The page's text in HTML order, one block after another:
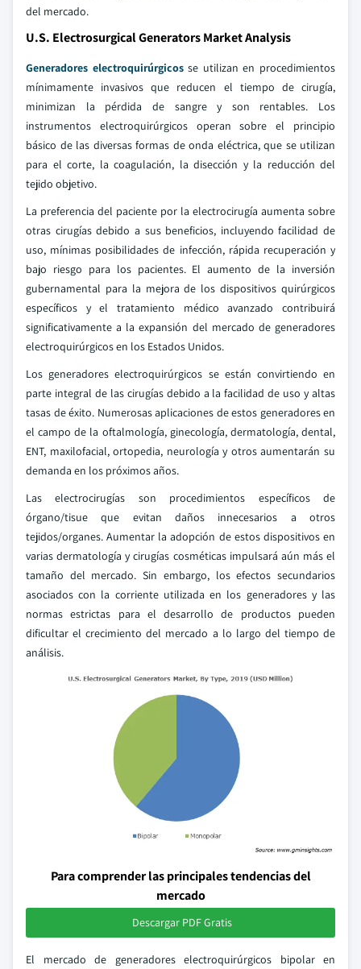
del mercado.
U.S. Electrosurgical Generators Market Analysis
Generadores electroquirúrgicosse utilizan en procedimientos
mínimamente invasivos que reducen el tiempo de cirugía,
minimizan la pérdida de sangre y son rentables. Los
instrumentos electroquirúrgicos operan sobre el principio
básico de las diversas formas de onda eléctrica, que se utilizan
para el corte, la coagulación, la disección y la reducción del
tejido objetivo.
La preferencia del paciente por la electrocirugía aumenta sobre
otras cirugías debido a sus beneficios, incluyendo facilidad de
uso, mínimas posibilidades de infección, rápida recuperación y
bajo riesgo para los pacientes. El aumento de la inversión
gubernamental para la mejora de los dispositivos quirúrgicos
específicos y el tratamiento médico avanzado contribuirá
significativamente a la expansión del mercado de generadores
electroquirúrgicos en los Estados Unidos.
Los generadores electroquirúrgicos se están convirtiendo en
parte integral de las cirugías debido a la facilidad de uso y altas
tasas de éxito. Numerosas aplicaciones de estos generadores en
el campo de la oftalmología, ginecología, dermatología, dental,
ENT, maxilofacial, ortopedia, neurología y otros aumentarán su
demanda en los próximos años.
Las electrocirugías son procedimientos específicos de
órgano/tisue que evitan daños innecesarios a otros
tejidos/organes. Aumentar la adopción de estos dispositivos en
varias dermatología y cirugías cosméticas impulsará aún más el
tamaño del mercado. Sin embargo, los efectos secundarios
asociados con la corriente utilizada en los generadores y las
normas estrictas para el desarrollo de productos pueden
dificultar el crecimiento del mercado a lo largo del tiempo de
análisis.
Para comprender las principales tendencias del
mercado
Descargar PDF Gratis
El mercado de generadores electroquirúrgicos bipolar en